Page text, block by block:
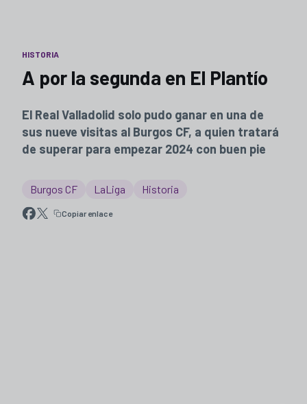
HISTORIA
A por la segunda en El Plantío
El Real Valladolid solo pudo ganar en una de
sus nueve visitas al Burgos CF, a quien tratará
de superar para empezar 2024 con buen pie
Burgos CF LaLiga Historia
Copiar enlace